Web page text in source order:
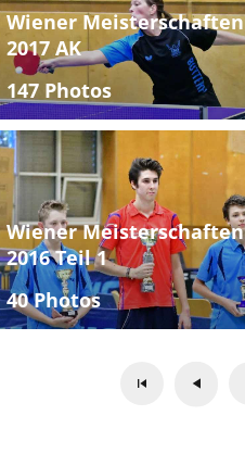
Wiener Meisterschaften
2017 AK
147 Photos
Wiener Meisterschaften
2016 Teil 1
40 Photos